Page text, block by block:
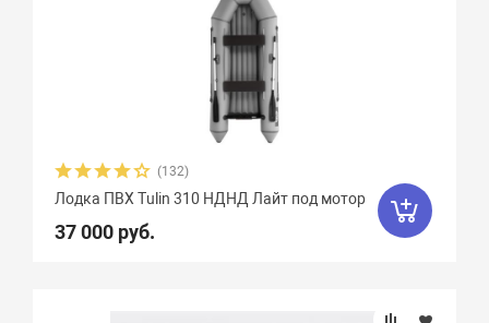
(132)
Лодка ПВХ Tulin 310 НДНД Лайт под мотор
37 000 руб.